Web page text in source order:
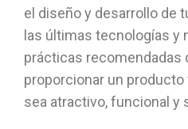
el diseño y desarrollo de
las últimas tecnologías y
prácticas recomendadas
proporcionar un
sea atractivo, funcional y